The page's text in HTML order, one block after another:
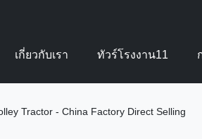
เกี่ยวกับเรา ทัวร์โรงงาน11
Tractor - China Factory Direct Selling